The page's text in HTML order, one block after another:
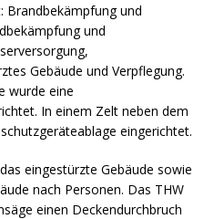
Brandbekämpfung und
und
Gebäude und Verpflegung.
wurde eine
In einem Zelt neben dem
eingerichtet.
eingestürzte Gebäude sowie
nach Personen. Das THW
einen Deckendurchbruch